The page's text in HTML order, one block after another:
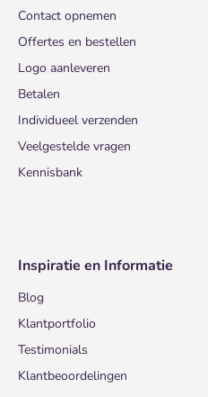
Contact opnemen
Offertes en bestellen
Logo aanleveren
Betalen
Individueel verzenden
Veelgestelde vragen
Kennisbank
Inspiratie en Informatie
Blog
Klantportfolio
Testimonials
Klantbeoordelingen